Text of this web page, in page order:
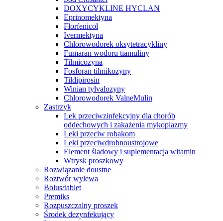
DOXYCYKLINE HYCLAN
Eprinomektyna
Florfenicol
Ivermektyna
Chlorowodorek oksytetracykliny
Fumaran wodoru tiamuliny
Tilmicozyna
Fosforan tilmikozyny
Tildipirosin
Winian tylvalozyny
Chlorowodorek ValneMulin
Zastrzyk
Lek przeciwzinfekcyjny dla chorób
oddechowych i zakażenia mykoplazmy
Leki przeciw robakom
Leki przeciwdrobnoustrojowe
Element śladowy i suplementacja witamin
Wtrysk proszkowy
Rozwiązanie doustne
Roztwór wylewa
Bolus/tablet
Premiks
Rozpuszczalny proszek
Środek dezynfekujący